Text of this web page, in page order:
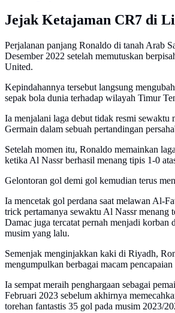
Jejak Ketajaman CR7 di
Perjalanan panjang Ronaldo di tanah Arab
Desember 2022 setelah memutuskan
United.
Kepindahannya tersebut langsung
sepak bola dunia terhadap wilayah Timur
Ia menjalani laga debut tidak resmi sewaktu
Germain dalam sebuah pertandingan
Setelah momen itu, Ronaldo memainkan
ketika Al Nassr berhasil menang tipis 1-0
Gelontoran gol demi gol kemudian terus
Ia mencetak gol perdana saat melawan Al-
trick pertamanya sewaktu Al Nassr menang
Damac juga tercatat pernah menjadi korban
musim yang lalu.
Semenjak menginjakkan kaki di Riyadh,
mengumpulkan berbagai macam
Ia sempat meraih penghargaan sebagai
Februari 2023 sebelum akhirnya
torehan fantastis 35 gol pada musim 2023/